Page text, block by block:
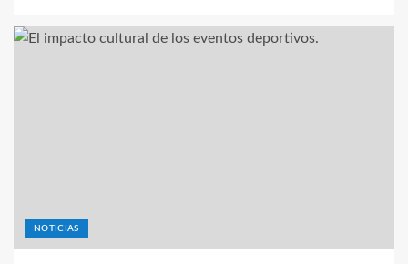
NOTICIAS